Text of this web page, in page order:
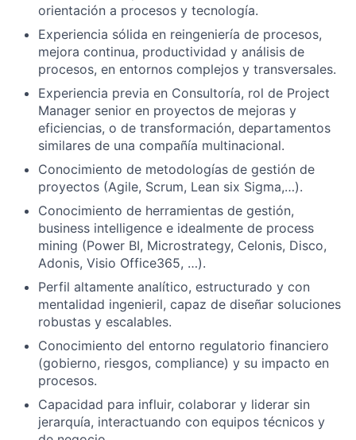
orientación a procesos y tecnología.
Experiencia sólida en reingeniería de procesos,
mejora continua, productividad y análisis de
procesos, en entornos complejos y transversales.
Experiencia previa en Consultoría, rol de Project
Manager senior en proyectos de mejoras y
eficiencias, o de transformación, departamentos
similares de una compañía multinacional.
Conocimiento de metodologías de gestión de
proyectos (Agile, Scrum, Lean six Sigma,…).
Conocimiento de herramientas de gestión,
business intelligence e idealmente de process
mining (Power BI, Microstrategy, Celonis, Disco,
Adonis, Visio Office365, …).
Perfil altamente analítico, estructurado y con
mentalidad ingenieril, capaz de diseñar soluciones
robustas y escalables.
Conocimiento del entorno regulatorio financiero
(gobierno, riesgos, compliance) y su impacto en
procesos.
Capacidad para influir, colaborar y liderar sin
jerarquía, interactuando con equipos técnicos y